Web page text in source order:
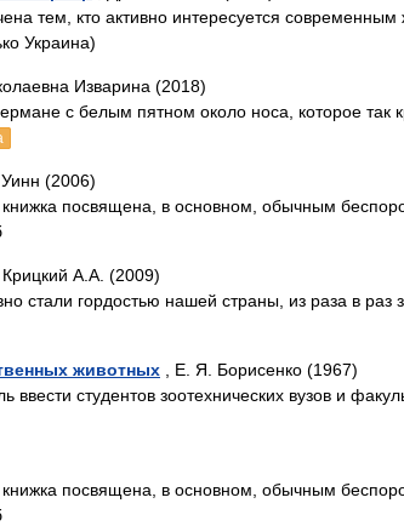
тем, кто активно интересуется
Украина)
Изварина (2018)
с белым пятном около носа, которое так
(2006)
книжка посвящена, в основном, обычным
Крицкий А.А. (2009)
стали гордостью нашей страны, из раза в раз
животных , Е. Я. Борисенко (1967)
студентов зоотехнических вузов и
книжка посвящена, в основном, обычным